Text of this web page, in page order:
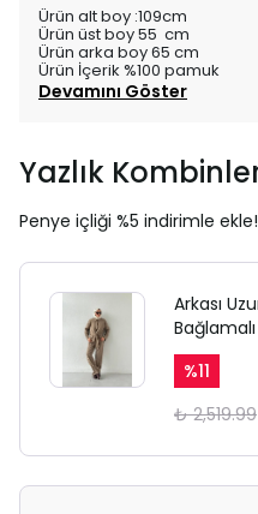
Ürün alt boy :109cm
Ürün üst boy 55 cm
Ürün arka boy 65 cm
Ürün İçerik %100 pamuk
Devamını Göster
Yazlık
Penye içliği %5 indirimle ekle!
Arkası
%11
₺ 2,519.99